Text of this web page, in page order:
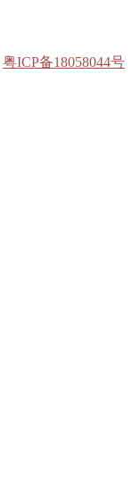
粤ICP备18058044号